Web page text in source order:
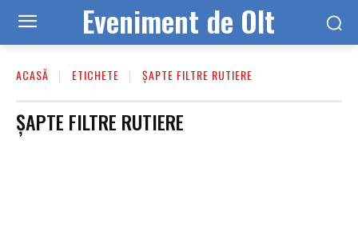
Eveniment de Olt
ACASĂ ETICHETE ȘAPTE FILTRE RUTIERE
ȘAPTE FILTRE RUTIERE